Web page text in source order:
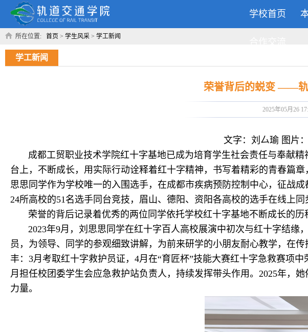
学校首页
所在位置: 首页 > 学生风采 > 学工新闻
学工新闻
荣誉背后的蜕变 ——轨
2025年05月26
文字：刘厶瑜 图片
成都工贸职业技术学院红十字基地已成为培育学生社会责任与奉献精
台上，不断成长，用实际行动诠释着红十字精神，书写着精彩的青春篇
思思同学作为学校唯一的入围选手，在成都市疾病预防控制中心，征战
24所高校的51名选手同台竞技，眉山、德阳、资阳各高校的选手在线上同
荣誉的背后记录着优秀的两位同学依托学校红十字基地不断成长的历
2023年9月，刘思思同学在红十字百人高校展演中初次与红十字结缘
员，为领导、同学的参观细致讲解，为前来研学的小朋友耐心教学，在
丰：3月考取红十字救护员证，4月在“育匠杯”技能大赛红十字急救赛项
月担任校团委学生会应急救护站负责人，持续发挥带头作用。2025年，
力量。